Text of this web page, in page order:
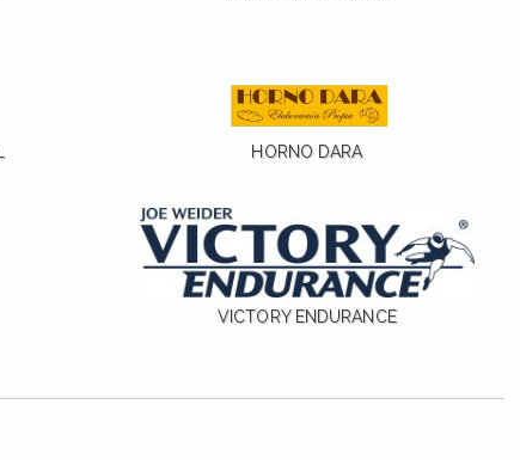
HORNO DARA
VICTORY ENDURANCE